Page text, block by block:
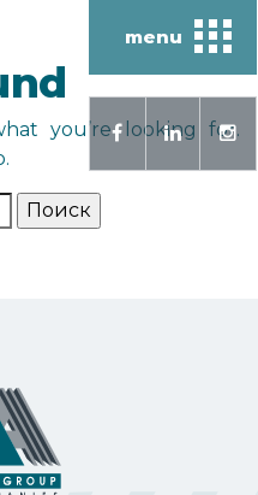
menu
you’re looking for.